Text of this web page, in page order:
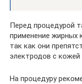
Перед процедурой
применение жирных
так как они
электродов с кожей
На процедуру